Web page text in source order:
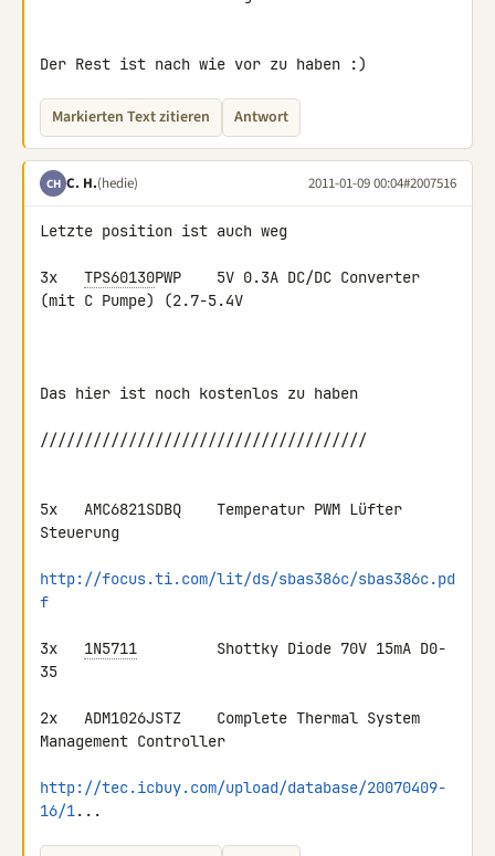
Der Rest ist nach wie vor zu haben :)
Markierten Text zitieren Antwort
CH C. H.(hedie) 2011-01-09 00:04#2007516
Letzte position ist auch weg
3x TPS60130PWP    5V 0.3A DC/DC Converter
(mit C Pumpe) (2.7-5.4V
Das hier ist noch kostenlos zu haben
/////////////////////////////////////
5x   AMC6821SDBQ    Temperatur PWM Lüfter
Steuerung
http://focus.ti.com/lit/ds/sbas386c/sbas386c.pd
f
3x 1N5711
         Shottky Diode 70V 15mA D0-
35
2x   ADM1026JSTZ    Complete Thermal System
Management Controller
http://tec.icbuy.com/upload/database/20070409-
16/1...